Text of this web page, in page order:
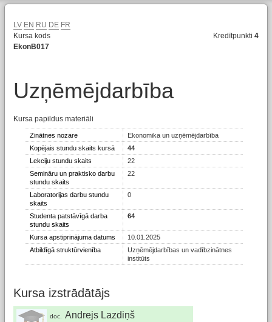
LV EN RU DE FR
Kursa kods
EkonB017
Kredītpunkti4
Uzņēmējdarbība
Kursa papildus materiāli
Zinātnes nozare
Ekonomika un uzņēmējdarbība
Kopējais stundu skaits kursā
44
Lekciju stundu skaits
22
Semināru un praktisko darbu
stundu skaits
22
Laboratorijas darbu stundu
skaits
0
Studenta patstāvīgā darba
stundu skaits
64
Kursa apstiprinājuma datums
10.01.2025
Atbildīgā struktūrvienība
Uzņēmējdarbības un vadībzinātnes
institūts
Kursa izstrādātājs
doc. Andrejs Lazdiņš